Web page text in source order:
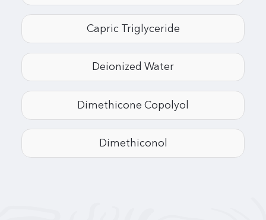
Capric Triglyceride
Deionized Water
Dimethicone Copolyol
Dimethiconol